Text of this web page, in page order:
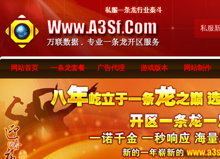
私服
网站首页 一条龙套餐 广告代理 游戏版本 网站制作